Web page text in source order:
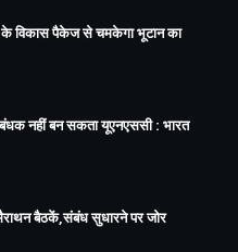
विकास पैकेज से चमकेगा भूटान का
नहीं बन सकता यूएनएससी : भारत
बैठकें,संबंध सुधारने पर जोर